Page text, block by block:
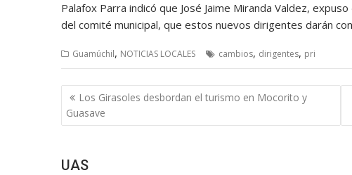
Palafox Parra indicó que José Jaime Miranda Valdez,
del comité municipal, que estos nuevos dirigentes darán
Guamúchil, NOTICIAS LOCALES cambios, dirigentes, pri
Navegación
de
entradas
Los Girasoles desbordan el turismo en Mocorito y
Guasave
UAS